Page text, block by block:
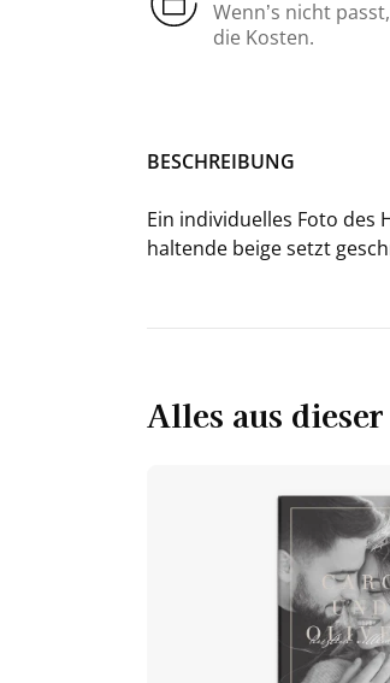
Wenn’s nicht
die Kosten.
BE­SCHREI­BUNG
Ein in­di­vi­du­el­les Foto des
hal­ten­de beige setzt
Alles aus